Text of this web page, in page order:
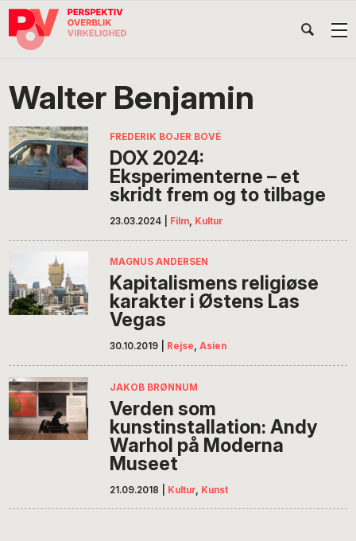
Gå
direkte
navigation
Skip
indhold
Gå
direkte
POV
International
Walter Benjamin
FREDERIK BOJER BOVÉ
DOX 2024:
Eksperimenterne – et
skridt frem og to tilbage
23.03.2024 Film, Kultur
MAGNUS ANDERSEN
Kapitalismens religiøse
karakter i Østens Las
Vegas
30.10.2019 Rejse,Asien
JAKOB BRØNNUM
Verden som
kunstinstallation: Andy
Warhol på Moderna
Museet
21.09.2018 Kultur Kunst